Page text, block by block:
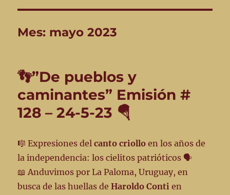
Mes: mayo 2023
👣”De pueblos y
caminantes” Emisión #
128 – 24-5-23 🪂
🎼 Expresiones delcanto criollo en los años de
la independencia: los cielitos patrióticos 🗣️
📖 Anduvimos por La Paloma, Uruguay, en
busca de las huellas deHaroldo Conti en